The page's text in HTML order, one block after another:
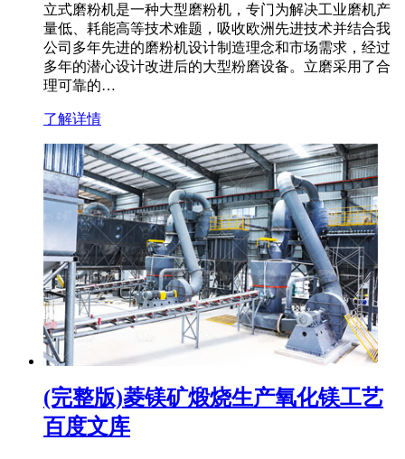
立式磨粉机是一种大型磨粉机，专门为解决工业磨机产
量低、耗能高等技术难题，吸收欧洲先进技术并结合我
公司多年先进的磨粉机设计制造理念和市场需求，经过
多年的潜心设计改进后的大型粉磨设备。立磨采用了合
理可靠的…
了解详情
(完整版)菱镁矿煅烧生产氧化镁工艺
百度文库